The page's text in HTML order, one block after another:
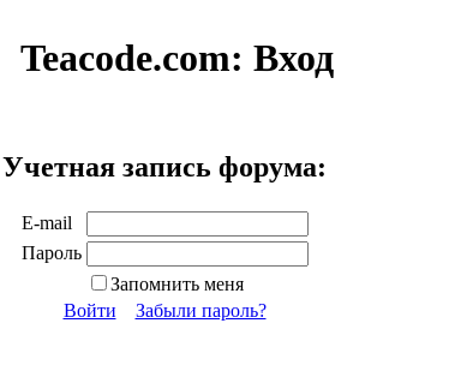
Teacode.com: Вход
Учетная запись форума:
E-mail
Пароль
Запомнить меня
Войти
Забыли пароль?